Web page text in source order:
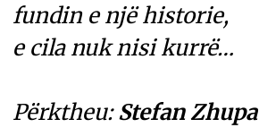
fundin e një historie,
e cila nuk nisi kurrë…
Përktheu:Stefan Zhupa